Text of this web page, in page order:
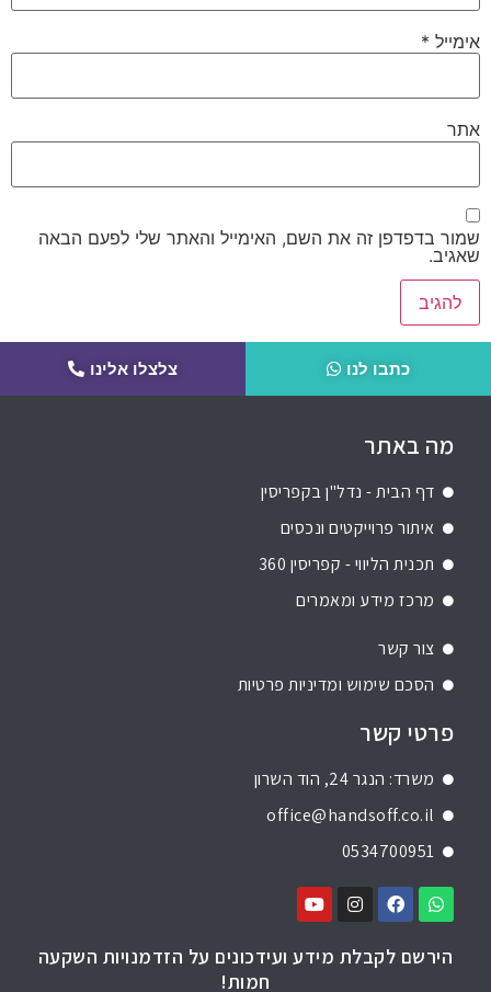
אימייל *
אתר
שמור בדפדפן זה את השם, האימייל והאתר שלי לפעם הבאה
שאגיב.
כתבו לנו צלצלו אלינו
מה באתר
דף הבית - נדל"ן בקפריסין
איתור פרוייקטים ונכסים
תכנית הליווי - קפריסין 360
מרכז מידע ומאמרים
צור קשר
הסכם שימוש ומדיניות פרטיות
פרטי קשר
משרד: הנגר 24, הוד השרון
office@handsoff.co.il
0534700951
הירשם לקבלת מידע ועידכונים על הזדמנויות השקעה
חמות!